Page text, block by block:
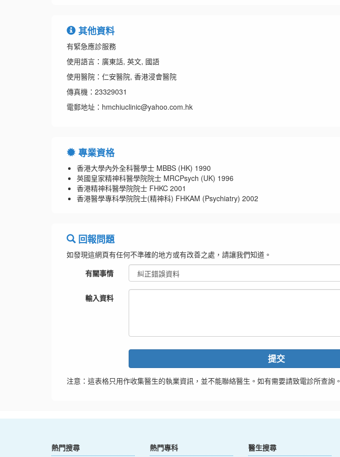
其他資料
有緊急應診服務
使用語言：廣東話, 英文, 國語
使用醫院：仁安醫院, 香港浸會醫院
傳真機：23329031
電郵地址：hmchiuclinic@yahoo.com.hk
專業資格
香港大學內外全科醫學士 MBBS (HK) 1990
英國皇家精神科醫學院院士 MRCPsych (UK) 1996
香港精神科醫學院院士 FHKC 2001
香港醫學專科學院院士(精神科) FHKAM (Psychiatry) 2002
回報問題
如發現這網頁有任何不準確的地方或有改善之處，請讓我們知道。
有關事情
輸入資料
提交
注意：這表格只用作收集醫生的執業資訊，並不能聯絡醫生。如有需要請致電診所查詢。
熱門搜尋 熱門專科 醫生搜尋